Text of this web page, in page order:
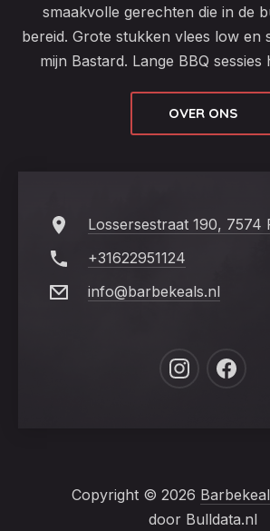
smaakvolle gerechten die in de
bereid. Grote stukken vlees low en
mijn Bastard. Lange BBQ
OVER ONS
Lossersestraat 190, 7574
+31622951124
info@barbekeals.nl
New
New
Copyright © 2026
door Bulldata.nl